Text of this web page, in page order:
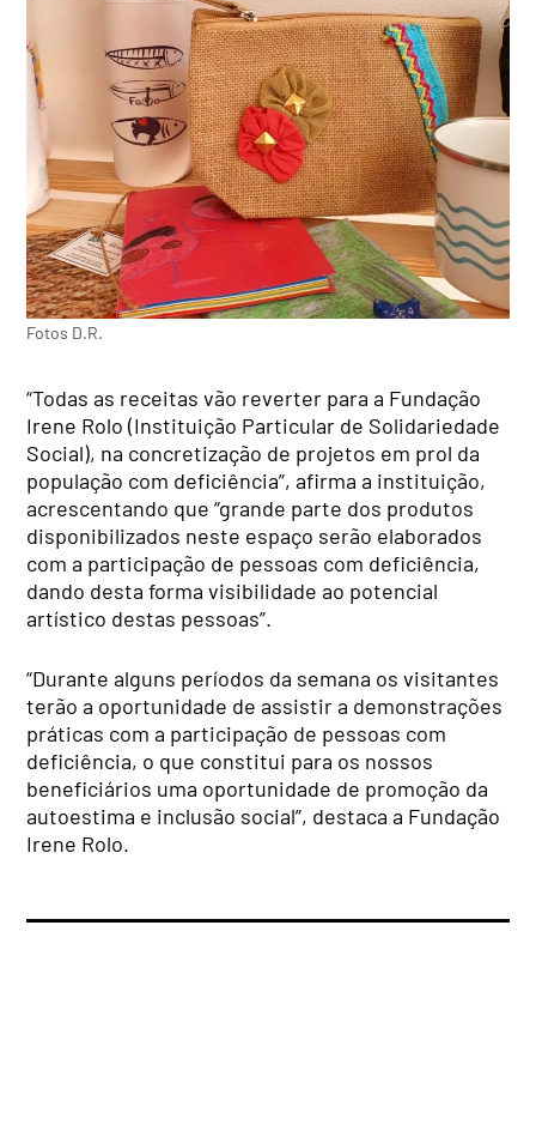
Fotos D.R.
“Todas as receitas vão reverter para a Fundação
Irene Rolo (Instituição Particular de Solidariedade
Social), na concretização de projetos em prol da
população com deficiência”, afirma a instituição,
acrescentando que “grande parte dos produtos
disponibilizados neste espaço serão elaborados
com a participação de pessoas com deficiência,
dando desta forma visibilidade ao potencial
artístico destas pessoas”.
“Durante alguns períodos da semana os visitantes
terão a oportunidade de assistir a demonstrações
práticas com a participação de pessoas com
deficiência, o que constitui para os nossos
beneficiários uma oportunidade de promoção da
autoestima e inclusão social”, destaca a Fundação
Irene Rolo.